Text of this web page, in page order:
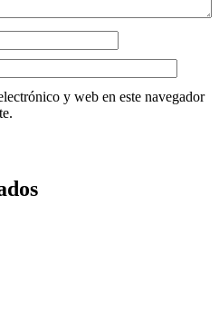
y web en este navegador